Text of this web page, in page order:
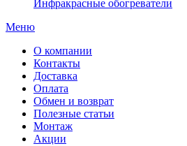
Инфракрасные обогреватели
Меню
О компании
Контакты
Доставка
Оплата
Обмен и возврат
Полезные статьи
Монтаж
Акции